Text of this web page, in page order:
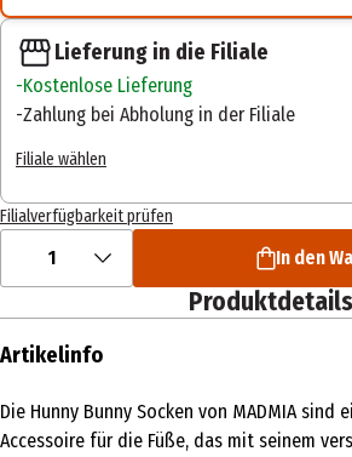
Lieferung in die Filiale
Kostenlose Lieferung
Zahlung bei Abholung in der Filiale
Filiale wählen
Filialverfügbarkeit prüfen
1 In den
Produktdetails
Artikelinfo
Die Hunny Bunny Socken von MADMIA sind
Accessoire für die Füße, das mit seinem